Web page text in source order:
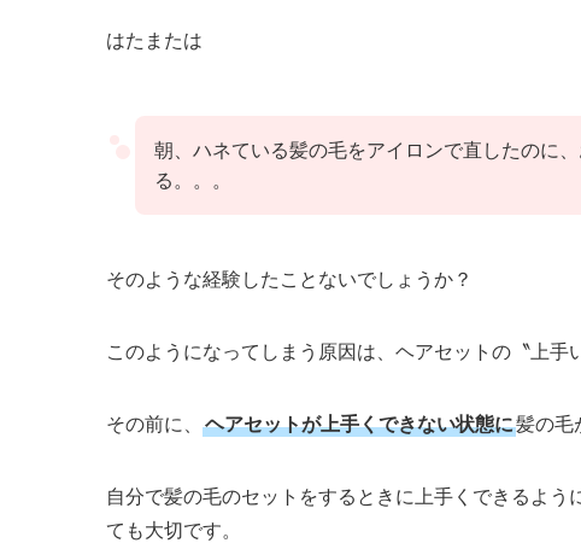
はたまたは
朝、ハネている髪の毛をアイロンで直したのに
る。。。
そのような経験したことないでしょうか？
このようになってしまう原因は、ヘアセットの〝上手
その前に、 ヘアセットが上手くできない状態に髪の毛
自分で髪の毛のセットをするときに上手くできるよう
ても大切です。